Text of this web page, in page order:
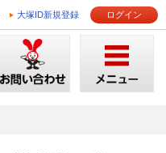
大塚ID新規登録 ログイン